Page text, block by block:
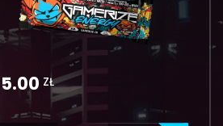
5.00 ZŁ